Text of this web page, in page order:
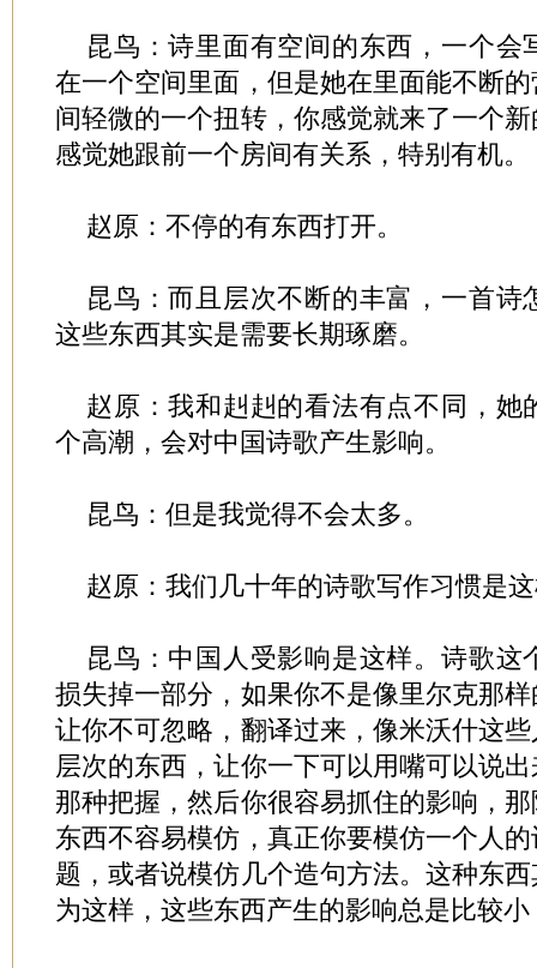
昆鸟：诗里面有空间的东西，一个会
在一个空间里面，但是她在里面能不断
间轻微的一个扭转，你感觉就来了一个
感觉她跟前一个房间有关系，特别有机。
赵原：不停的有东西打开。
昆鸟：而且层次不断的丰富，一首诗
这些东西其实是需要长期琢磨。
赵原：我和赳赳的看法有点不同，她
个高潮，会对中国诗歌产生影响。
昆鸟：但是我觉得不会太多。
赵原：我们几十年的诗歌写作习惯是
昆鸟：中国人受影响是这样。诗歌这
损失掉一部分，如果你不是像里尔克那
让你不可忽略，翻译过来，像米沃什这
层次的东西，让你一下可以用嘴可以说
那种把握，然后你很容易抓住的影响，
东西不容易模仿，真正你要模仿一个人
题，或者说模仿几个造句方法。这种东
为这样，这些东西产生的影响总是比较